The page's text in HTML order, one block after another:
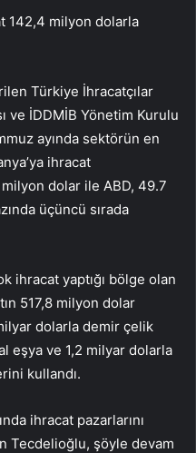
142,4 milyon dolarla
Türkiye İhracatçılar
ve İDDMİB Yönetim Kurulu
ayında sektörün en
ihracat
dolar ile ABD, 49.7
üçüncü sırada
ihracat yaptığı bölge olan
517,8 milyon dolar
dolarla demir çelik
eşya ve 1,2 milyar dolarla
kullandı.
ihracat pazarlarını
Tecdelioğlu, şöyle devam